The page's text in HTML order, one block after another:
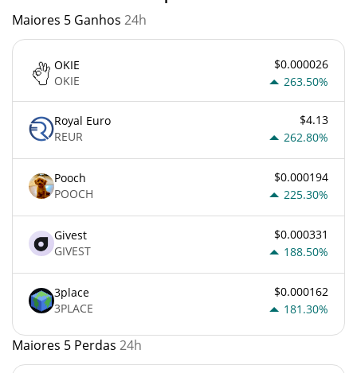
Maiores 5 Ganhos 24h
OKIE
OKIE
$0.000026
263.50%
Royal Euro
REUR
$4.13
262.80%
Pooch
POOCH
$0.000194
225.30%
Givest
GIVEST
$0.000331
188.50%
3place
3PLACE
$0.000162
181.30%
Maiores 5 Perdas 24h